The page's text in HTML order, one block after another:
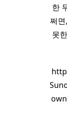
한
쩌
못